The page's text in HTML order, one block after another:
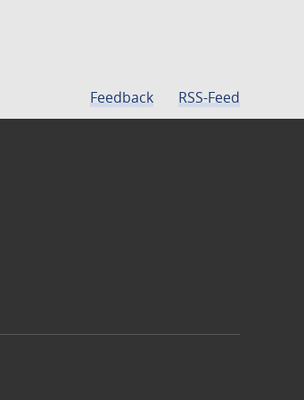
Feedback RSS-Feed